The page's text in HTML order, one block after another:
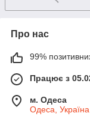
Про нас
99%
Працює з
м. Одеса
Одеса, Україна